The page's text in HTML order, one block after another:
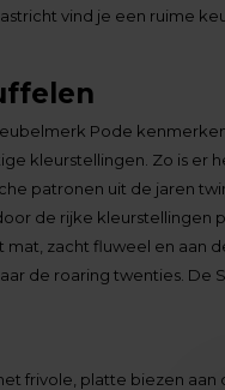
vind je een ruime
Pode
kleurstellingen. Zo is er
patronen uit de jaren
de rijke kleurstellingen
zacht fluweel en aan
de roaring twenties. De
frivole, platte biezen aan